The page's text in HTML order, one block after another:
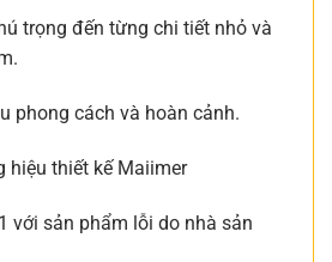
trọng đến từng chi tiết nhỏ và
phong cách và hoàn cảnh.
hiệu thiết kế Maiimer
với sản phẩm lỗi do nhà sản